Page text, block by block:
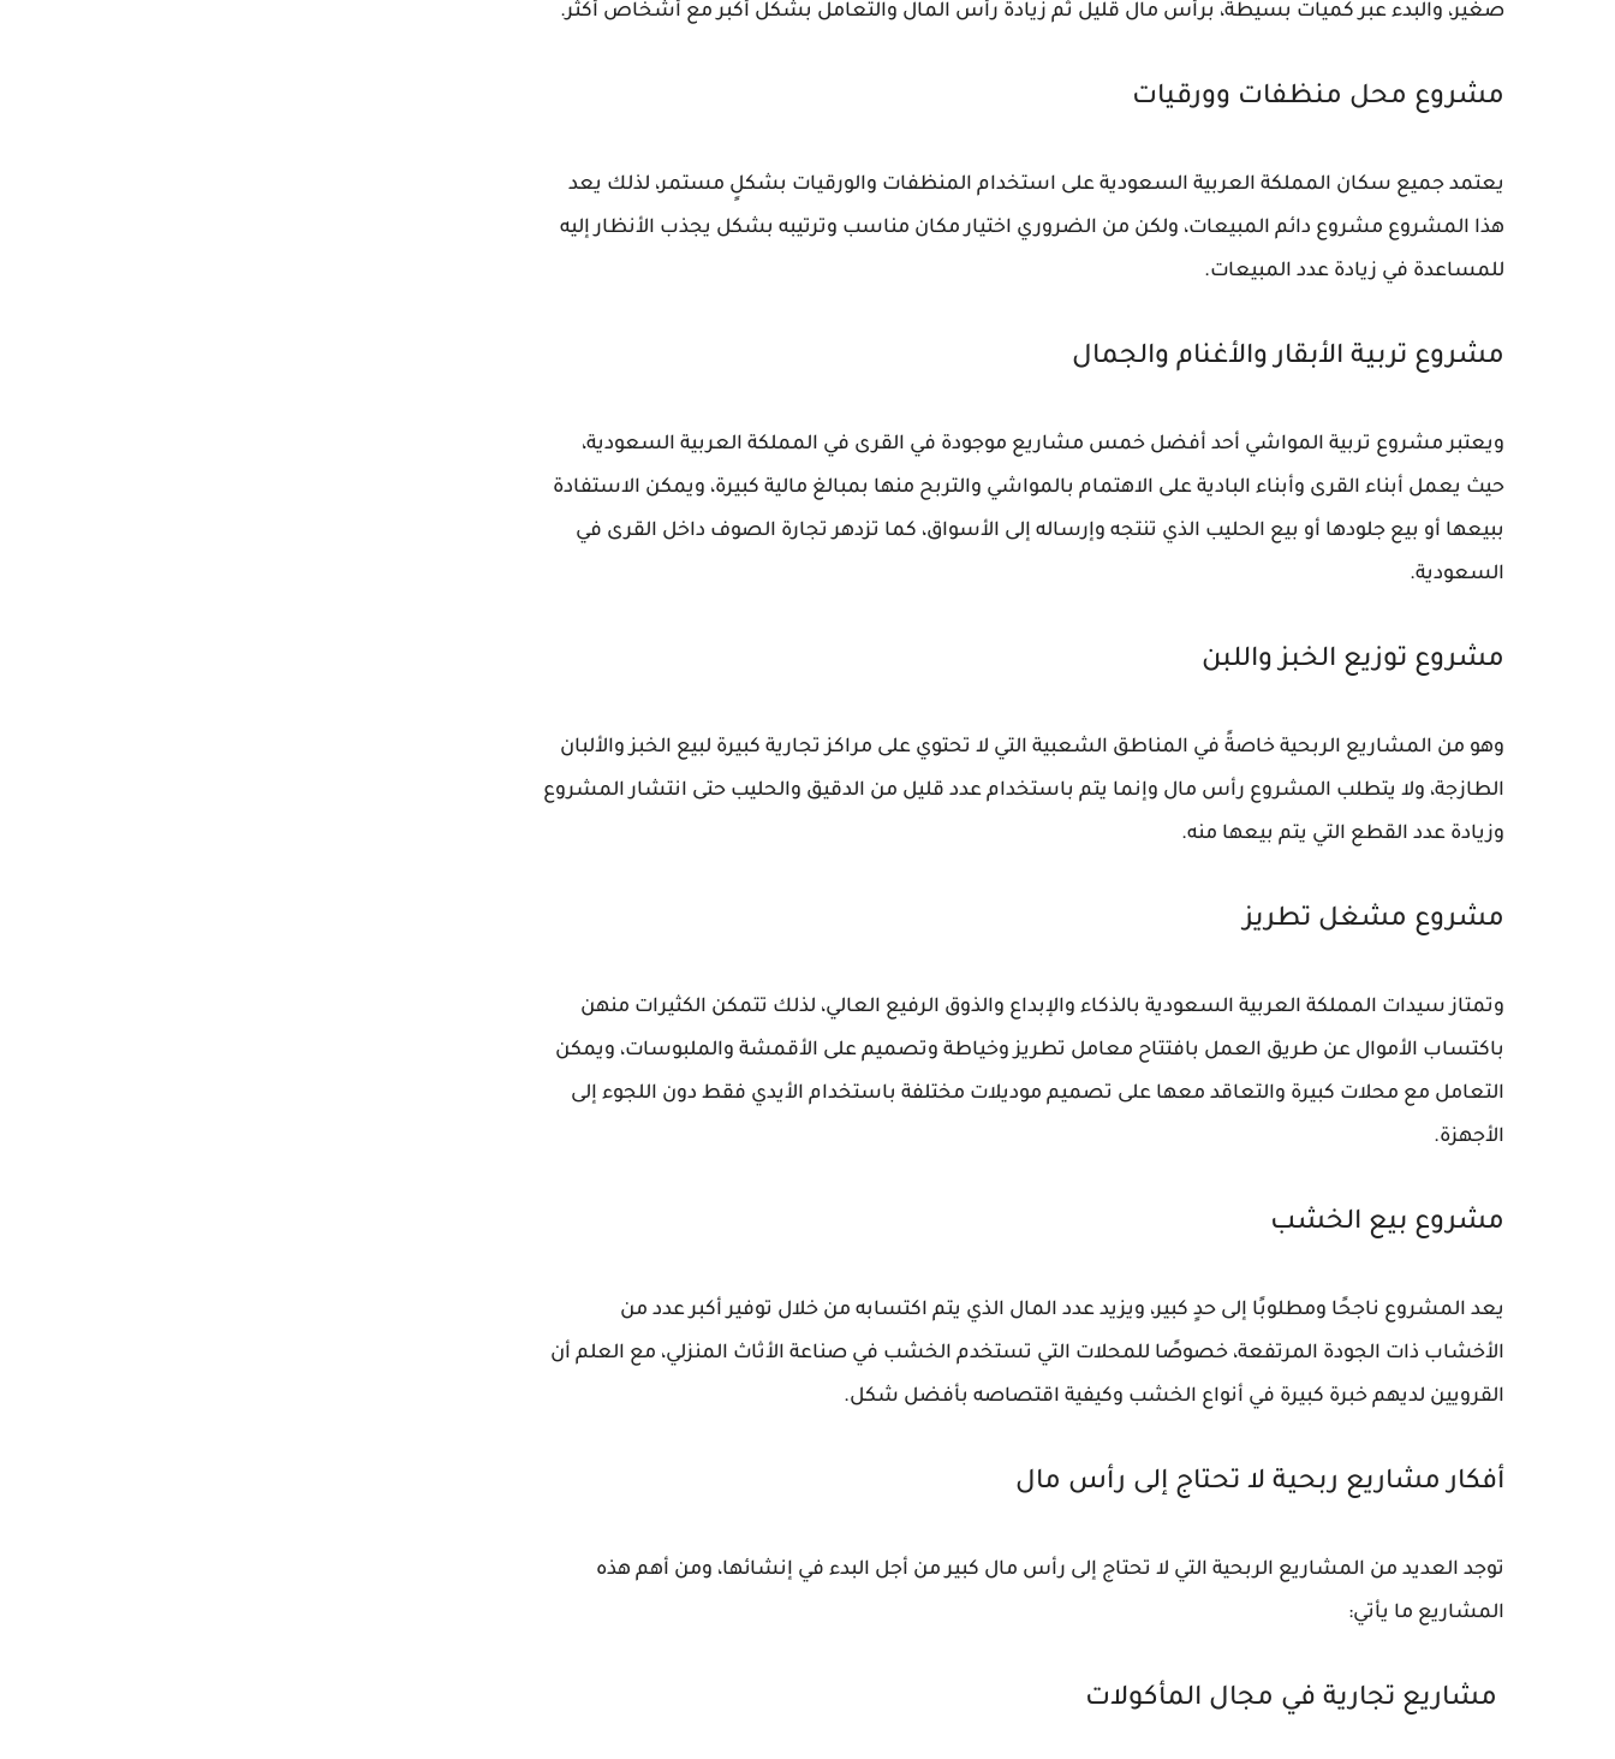
صغير، والبدء عبر كميات بسيطة، برأس مال قليل ثم زيادة رأس المال والتعامل بشكل أكبر مع أشخاص أكثر.
مشروع محل منظفات وورقيات
يعتمد جميع سكان المملكة العربية السعودية على استخدام المنظفات والورقيات بشكلٍ مستمر، لذلك يعد
هذا المشروع مشروع دائم المبيعات، ولكن من الضروري اختيار مكان مناسب وترتيبه بشكل يجذب الأنظار إليه
للمساعدة في زيادة عدد المبيعات.
مشروع تربية الأبقار والأغنام والجمال
ويعتبر مشروع تربية المواشي أحد أفضل خمس مشاريع موجودة في القرى في المملكة العربية السعودية،
حيث يعمل أبناء القرى وأبناء البادية على الاهتمام بالمواشي والتربح منها بمبالغ مالية كبيرة، ويمكن الاستفادة
ببيعها أو بيع جلودها أو بيع الحليب الذي تنتجه وإرساله إلى الأسواق، كما تزدهر تجارة الصوف داخل القرى في
السعودية.
مشروع توزيع الخبز واللبن
وهو من المشاريع الربحية خاصةً في المناطق الشعبية التي لا تحتوي على مراكز تجارية كبيرة لبيع الخبز والألبان
الطازجة، ولا يتطلب المشروع رأس مال وإنما يتم باستخدام عدد قليل من الدقيق والحليب حتى انتشار المشروع
وزيادة عدد القطع التي يتم بيعها منه.
مشروع مشغل تطريز
وتمتاز سيدات المملكة العربية السعودية بالذكاء والإبداع والذوق الرفيع العالي، لذلك تتمكن الكثيرات منهن
باكتساب الأموال عن طريق العمل بافتتاح معامل تطريز وخياطة وتصميم على الأقمشة والملبوسات، ويمكن
التعامل مع محلات كبيرة والتعاقد معها على تصميم موديلات مختلفة باستخدام الأيدي فقط دون اللجوء إلى
الأجهزة.
مشروع بيع الخشب
يعد المشروع ناجحًا ومطلوبًا إلى حدٍ كبير، ويزيد عدد المال الذي يتم اكتسابه من خلال توفير أكبر عدد من
الأخشاب ذات الجودة المرتفعة، خصوصًا للمحلات التي تستخدم الخشب في صناعة الأثاث المنزلي، مع العلم أن
القرويين لديهم خبرة كبيرة في أنواع الخشب وكيفية اقتصاصه بأفضل شكل.
أفكار مشاريع ربحية لا تحتاج إلى رأس مال
توجد العديد من المشاريع الربحية التي لا تحتاج إلى رأس مال كبير من أجل البدء في إنشائها، ومن أهم هذه
المشاريع ما يأتي:
مشاريع تجارية في مجال المأكولات